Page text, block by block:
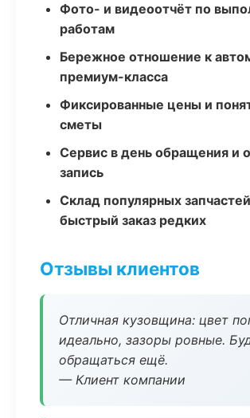
Фото- и видеоотчёт по
работам
Бережное отношение к
премиум-класса
Фиксированные цены и
сметы
Сервис в день обращения и
запись
Склад популярных
быстрый заказ редких
Отзывы клиентов
Отличная кузовщина: цвет
идеально, зазоры ровные.
обращаться ещё.
— Клиент компании